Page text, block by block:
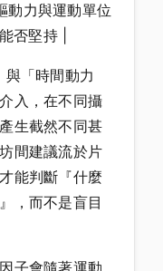
動力與運動單位
否堅持 |
「時間動力
入，在不同攝
生截然不同甚
間建議流於片
能判斷『什麼
，而不是盲目
子會隨著運動